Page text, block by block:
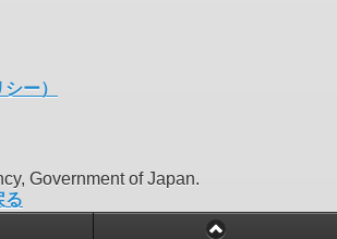
ー）
Government of Japan.